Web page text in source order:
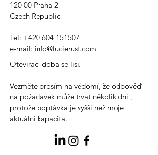
120 00 Praha 2
Czech Republic
Tel: +420 604 151507
e-mail: info@lucierust.com
Otevírací doba se liší.
Vezměte prosím na vědomí, že odpověď
na požadavek může trvat několik dní ,
protože poptávka je vyšší než moje
aktuální kapacita.